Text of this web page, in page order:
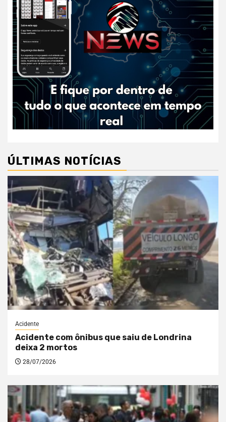
ÚLTIMAS NOTÍCIAS
Acidente
Acidente com ônibus que saiu de Londrina
deixa 2 mortos
28/07/2026